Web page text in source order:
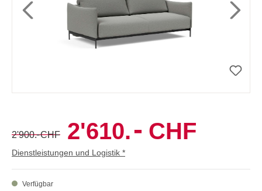
2'900.-CHF 2'610.- CHF
Dienstleistungen und Logistik *
Verfügbar